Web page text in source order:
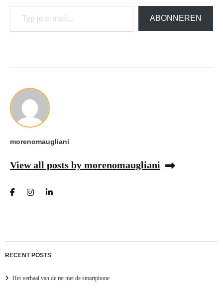
Typ je e-mail...
ABONNEREN
morenomaugliani
View all posts by morenomaugliani
RECENT POSTS
Het verhaal van de rat met de smartphone